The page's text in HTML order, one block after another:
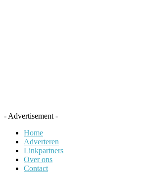
- Advertisement -
Home
Adverteren
Linkpartners
Over ons
Contact